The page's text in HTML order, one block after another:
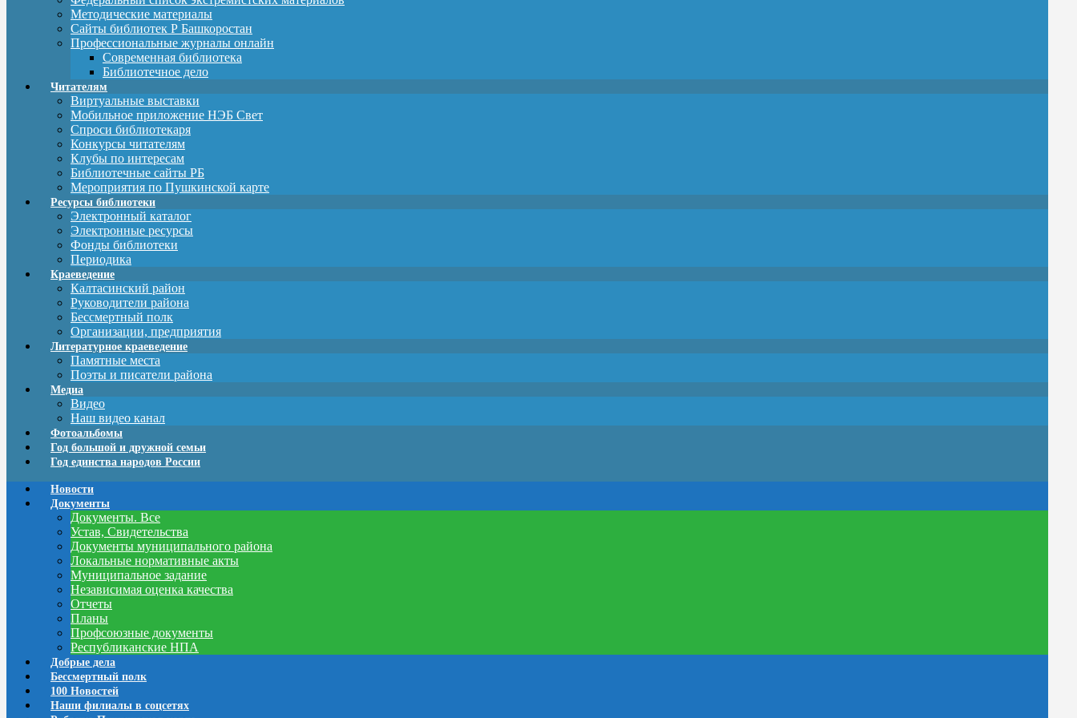
Методические материалы
Сайты библиотек Р Башкоростан
Профессиональные журналы онлайн
Современная библиотека
Библиотечное дело
Читателям
Виртуальные выставки
Мобильное приложение НЭБ Свет
Спроси библиотекаря
Конкурсы читателям
Клубы по интересам
Библиотечные сайты РБ
Мероприятия по Пушкинской карте
Ресурсы библиотеки
Электронный каталог
Электронные ресурсы
Фонды библиотеки
Периодика
Краеведение
Калтасинский район
Руководители района
Бессмертный полк
Организации, предприятия
Литературное краеведение
Памятные места
Поэты и писатели района
Медиа
Видео
Наш видео канал
Фотоальбомы
Год большой и дружной семьи
Год единства народов России
Новости
Документы
Документы. Все
Устав, Свидетельства
Документы муниципального района
Локальные нормативные акты
Муниципальное задание
Независимая оценка качества
Отчеты
Планы
Профсоюзные документы
Республиканские НПА
Добрые дела
Бессмертный полк
100 Новостей
Наши филиалы в соцсетях